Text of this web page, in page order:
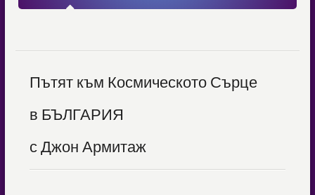
Пътят към Космическото Сърце
в БЪЛГАРИЯ
с Джон Армитаж